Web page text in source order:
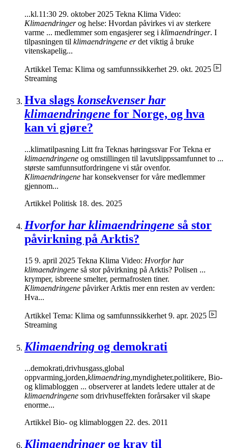
...kl.11:30 29. oktober 2025 Tekna Klima Video:
Klimaendringerog helse: Hvordan påvirkes vi av sterkere
varme ... medlemmer som engasjerer seg i klimaendringer. I
tilpasningen til klimaendringene erdet viktig å bruke
vitenskapelig...
Artikkel Tema: Klima og samfunnssikkerhet 29. okt. 2025
Streaming
Hva slags konsekvenser har
klimaendringene for Norge, og hva
kan vi gjøre?
...klimatilpasning Litt fra Teknas høringssvar For Tekna er
klimaendringene og omstillingen til lavutslippssamfunnet to ...
største samfunnsutfordringene vi står ovenfor.
Klimaendringene har konsekvenser for våre medlemmer
gjennom...
Artikkel Politisk 18. des. 2025
Hvorfor har klimaendringene så stor
påvirkning på Arktis?
15 9. april 2025 Tekna Klima Video: Hvorfor har
klimaendringene så stor påvirkning på Arktis? Polisen ...
krymper, isbreene smelter, permafrosten tiner.
Klimaendringene påvirker Arktis mer enn resten av verden:
Hva...
Artikkel Tema: Klima og samfunnssikkerhet 9. apr. 2025
Streaming
Klimaendring og demokrati
...demokrati,drivhusgass,global
oppvarming,jorden,klimaendring,myndigheter,politikere, Bio-
og klimabloggen ... observerer at landets ledere uttaler at de
klimaendringene som drivhuseffekten forårsaker vil skape
enorme...
Artikkel Bio- og klimabloggen 22. des. 2011
Klimaendringerog krav til